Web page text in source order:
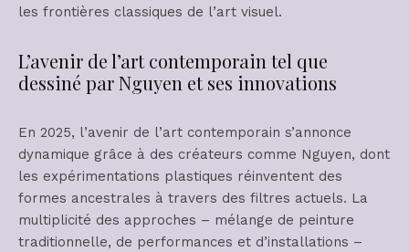
les frontières classiques de l’art visuel.
L’avenir de l’art contemporain tel que
dessiné par Nguyen et ses innovations
En 2025, l’avenir de l’art contemporain s’annonce
dynamique grâce à des créateurs comme Nguyen, dont
les expérimentations plastiques réinventent des
formes ancestrales à travers des filtres actuels. La
multiplicité des approches – mélange de peinture
traditionnelle, de performances et d’installations –